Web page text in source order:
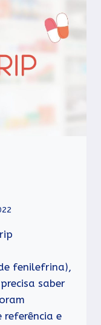
fenilefrina),
saber
e